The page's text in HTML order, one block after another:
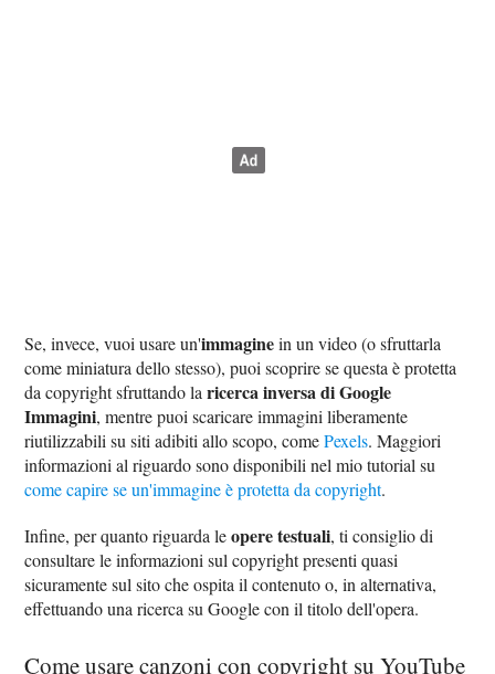
Se, invece, vuoi usare un'immaginein un video (o sfruttarla
come miniatura dello stesso), puoi scoprire se questa è protetta
da copyright sfruttando laricerca inversa di Google
Immagini, mentre puoi scaricare immagini liberamente
riutilizzabili su siti adibiti allo scopo, comePexels. Maggiori
informazioni al riguardo sono disponibili nel mio tutorial su
come capire se un'immagine è protetta da copyright.
Infine, per quanto riguarda leopere testuali, ti consiglio di
consultare le informazioni sul copyright presenti quasi
sicuramente sul sito che ospita il contenuto o, in alternativa,
effettuando una ricerca su Google con il titolo dell'opera.
Come usare canzoni con copyright su YouTube